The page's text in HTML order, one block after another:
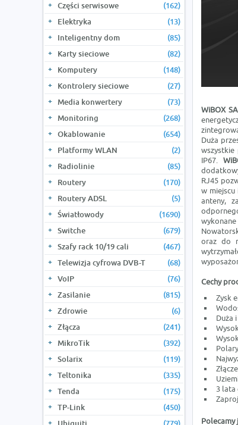
Części serwisowe
(162)
Elektryka
(13)
Inteligentny dom
(85)
Karty sieciowe
(82)
Komputery
(148)
Kontrolery sieciowe
(27)
Media konwertery
(73)
Monitoring
(268)
Okablowanie
(654)
Platformy WLAN
(2)
Radiolinie
(85)
Routery
(170)
Routery ADSL
(5)
Światłowody
(1690)
Switche
(679)
Szafy rack 10/19 cali
(467)
Telewizja cyfrowa DVB-T
(68)
VoIP
(76)
Zasilanie
(815)
Zdrowie
(6)
Złącza
(241)
MikroTik
(392)
Solarix
(119)
Teltonika
(335)
Tenda
(175)
TP-Link
(450)
WiBOX
Duża
wszystkie
IP67.
RJ45
w miejscu
anteny,
oraz do
Cechy
Zysk
Duża
3 lata
Polecamy